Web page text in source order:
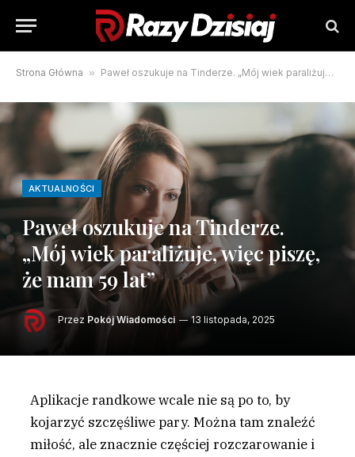
Strona Główna » Paweł oszukuje na Tinderze. „Mój wiek paraliżuje, więc piszę, że mam 59 lat”
AKTUALNOŚCI
Paweł oszukuje na Tinderze.
„Mój wiek paraliżuje, więc piszę,
że mam 59 lat”
Przez Pokój Wiadomości 13 listopada, 2025
Aplikacje randkowe wcale nie są po to, by
kojarzyć szczęśliwe pary. Można tam znaleźć
miłość, ale znacznie częściej rozczarowanie i